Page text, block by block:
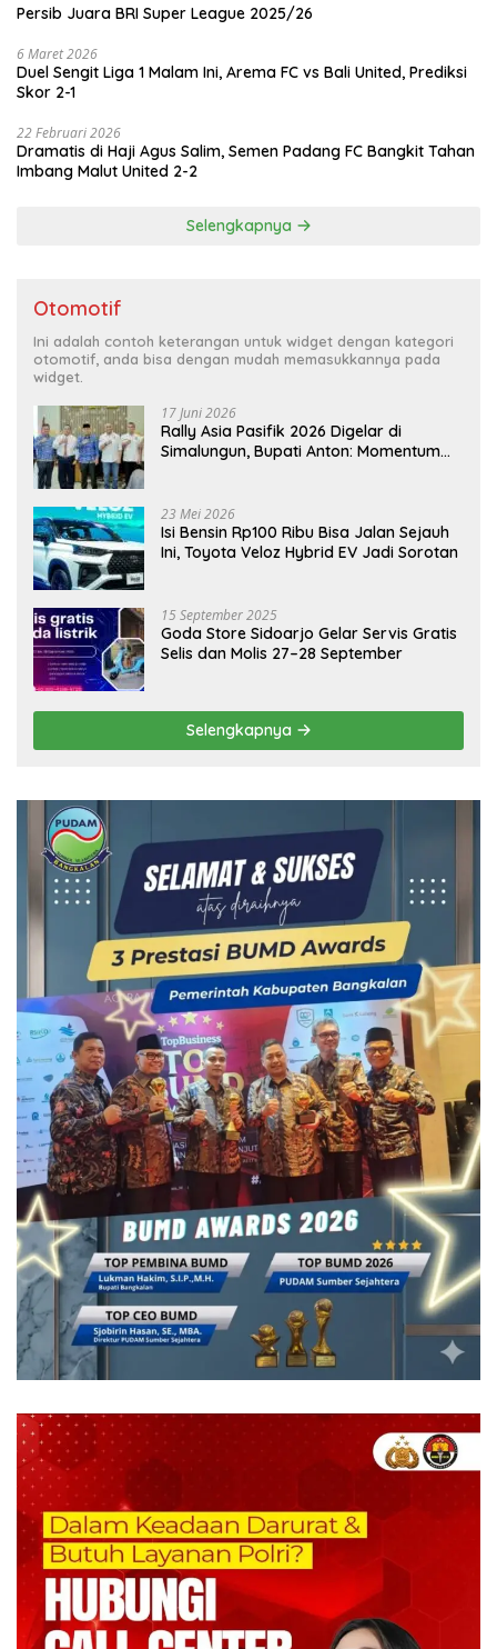
Persib Juara BRI Super League 2025/26
6 Maret 2026
Duel Sengit Liga 1 Malam Ini, Arema FC vs Bali United, Prediksi
Skor 2-1
22 Februari 2026
Dramatis di Haji Agus Salim, Semen Padang FC Bangkit Tahan
Imbang Malut United 2-2
Selengkapnya
Otomotif
Ini adalah contoh keterangan untuk widget dengan kategori
otomotif, anda bisa dengan mudah memasukkannya pada
widget.
17 Juni 2026
Rally Asia Pasifik 2026 Digelar di
Simalungun, Bupati Anton: Momentum
23 Mei 2026
Isi Bensin Rp100 Ribu Bisa Jalan Sejauh
Ini, Toyota Veloz Hybrid EV Jadi Sorotan
15 September 2025
Goda Store Sidoarjo Gelar Servis Gratis
Selis dan Molis 27–28 September
Selengkapnya